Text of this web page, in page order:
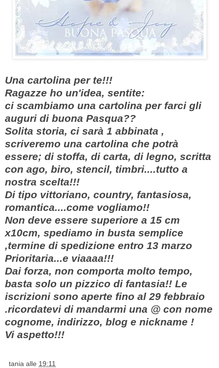
Una cartolina per te!!!
Ragazze ho un'idea, sentite:
ci scambiamo una cartolina per farci gli
auguri di buona Pasqua??
Solita storia, ci sarà 1 abbinata ,
scriveremo una cartolina che potrà
essere; di stoffa, di carta, di legno, scritta
con ago, biro, stencil, timbri....tutto a
nostra scelta!!!
Di tipo vittoriano, country, fantasiosa,
romantica....come vogliamo!!
Non deve essere superiore a 15 cm
x10cm, spediamo in busta semplice
,termine di spedizione entro 13 marzo
Prioritaria...e viaaaa!!!
Dai forza, non comporta molto tempo,
basta solo un pizzico di fantasia!! Le
iscrizioni sono aperte fino al 29 febbraio
.ricordatevi di mandarmi una @ con nome
cognome, indirizzo, blog e nickname !
Vi aspetto!!!
tania alle 19:11